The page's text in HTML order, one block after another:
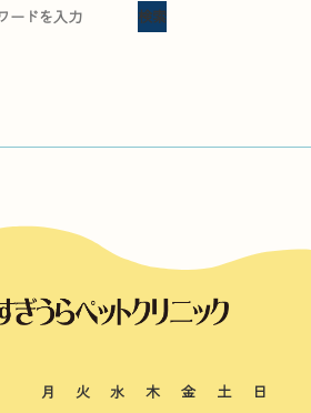
検索
月 火 水 木 金 土
日